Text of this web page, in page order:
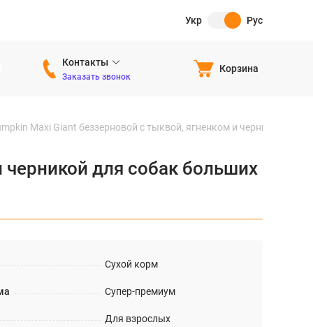
Укр Рус
Контакты
Заказать звонок
Корзина
Maxi Giant беззерновой с тыквой, ягненком и черникой для
черникой для собак больших
Сухой корм
Супер-премиум
Для взрослых